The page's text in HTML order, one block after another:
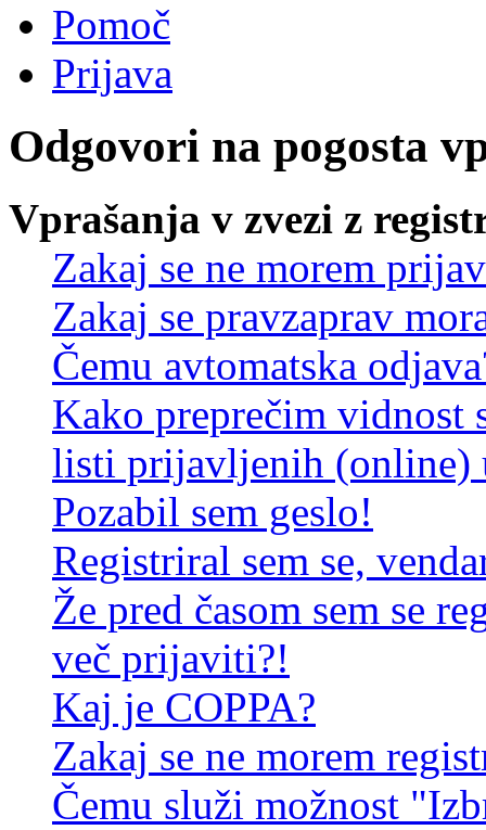
Pomoč
Prijava
Odgovori na pogosta
Vprašanja v zvezi z
Zakaj se ne morem
Zakaj se pravzaprav
Čemu avtomatska
Kako preprečim vidnost
listi prijavljenih (online)
Pozabil sem geslo!
Registriral sem se,
Že pred časom sem se
več prijaviti?!
Kaj je COPPA?
Zakaj se ne morem
Čemu služi možnost